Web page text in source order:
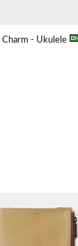
Charm - Ukulele